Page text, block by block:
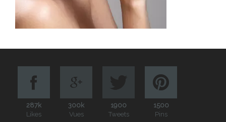
287k
Likes
300k
Vues
1900
Tweets
1500
Pins